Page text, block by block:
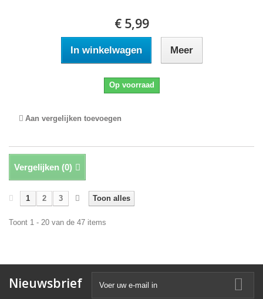
€ 5,99
In winkelwagen Meer
Op voorraad
Aan vergelijken toevoegen
Vergelijken (0)
Toon alles
1 2 3
Toont 1 - 20 van de 47 items
Nieuwsbrief